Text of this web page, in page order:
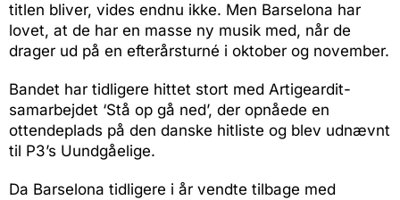
titlen bliver, vides endnu ikke. Men Barselona har
lovet, at de har en masse ny musik med, når de
drager ud på en efterårsturné i oktober og november.
Bandet har tidligere hittet stort med Artigeardit-
samarbejdet ‘Stå op gå ned’, der opnåede en
ottendeplads på den danske hitliste og blev udnævnt
til P3’s Uundgåelige.
Da Barselona tidligere i år vendte tilbage med